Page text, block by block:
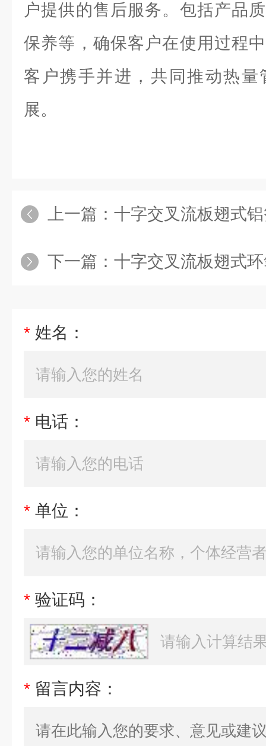
户提供的售后服务。包括产品
保养等，确保客户在使用过程
客户携手并进，共同推动热
展。
上一篇： 十字交叉流板翅式铝箔
下一篇： 十字交叉流板翅式环
* 姓名：
* 电话：
* 单位：
* 验证码：
* 留言内容：